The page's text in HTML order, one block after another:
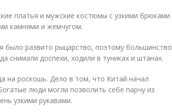
платья и мужские костюмы с узкими брюками
камнями и жемчугом.
было развито рыцарство, поэтому большинство
снимали доспехи, ходили в туниках и штанах.
на роскошь. Дело в том, что Китай начал
люди могли позволить себе парчу из
узкими рукавами.